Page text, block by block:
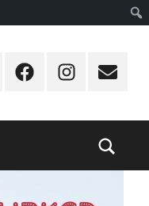
FacebookInstagram
E-